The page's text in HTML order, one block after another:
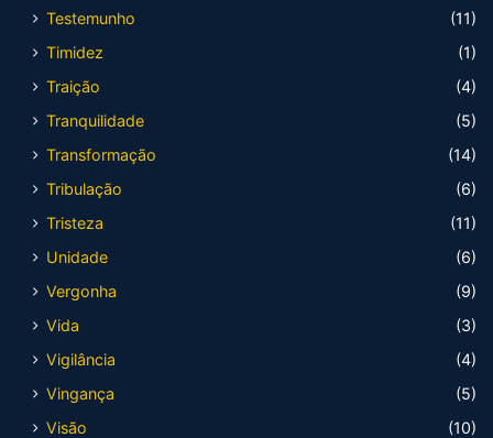
Testemunho
(11)
Timidez
(1)
Traição
(4)
Tranquilidade
(5)
Transformação
(14)
Tribulação
(6)
Tristeza
(11)
Unidade
(6)
Vergonha
(9)
Vida
(3)
Vigilância
(4)
Vingança
(5)
Visão
(10)